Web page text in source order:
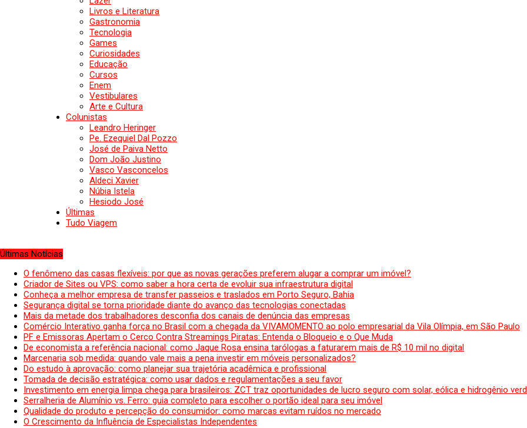
Livros e Literatura
Gastronomia
Tecnologia
Games
Curiosidades
Educação
Cursos
Enem
Vestibulares
Arte e Cultura
Colunistas
Leandro Heringer
Pe. Ezequiel Dal Pozzo
José de Paiva Netto
Dom João Justino
Vasco Vasconcelos
Aldeci Xavier
Núbia Istela
Hesiodo José
Últimas
Tudo Viagem
Últimas Notícias
O fenômeno das casas flexíveis: por que as novas gerações preferem alugar a comprar um imóvel?
Criador de Sites ou VPS: como saber a hora certa de evoluir sua infraestrutura digital
Conheça a melhor empresa de transfer passeios e traslados em Porto Seguro, Bahia
Segurança digital se torna prioridade diante do avanço das tecnologias conectadas
Mais da metade dos trabalhadores desconfia dos canais de denúncia das empresas
Comércio Interativo ganha força no Brasil com a chegada da VIVAMOMENTO ao polo empresarial da Vila Olímpia, em São Paulo
PF e Emissoras Apertam o Cerco Contra Streamings Piratas: Entenda o Bloqueio e o Que Muda
De economista a referência nacional: como Jaque Rosa ensina tarólogas a faturarem mais de R$ 10 mil no digital
Marcenaria sob medida: quando vale mais a pena investir em móveis personalizados?
Do estudo à aprovação: como planejar sua trajetória acadêmica e profissional
Tomada de decisão estratégica: como usar dados e regulamentações a seu favor
Investimento em energia limpa chega para brasileiros: ZCT traz oportunidades de lucro seguro com solar, eólica e hidrogênio
Serralheria de Alumínio vs. Ferro: guia completo para escolher o portão ideal para seu imóvel
Qualidade do produto e percepção do consumidor: como marcas evitam ruídos no mercado
O Crescimento da Influência de Especialistas Independentes